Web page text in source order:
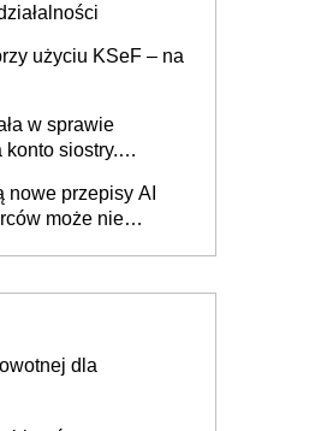
użyciu KSeF – na
w sprawie
siostry.
jednak nie będzie
nowe przepisy AI
może nie
dla